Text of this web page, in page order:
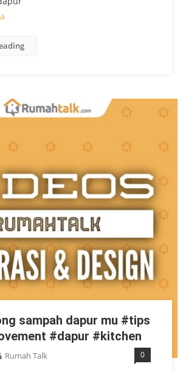
sampah dapur mu #tips
#dapur #kitchen
Rumah Talk 0